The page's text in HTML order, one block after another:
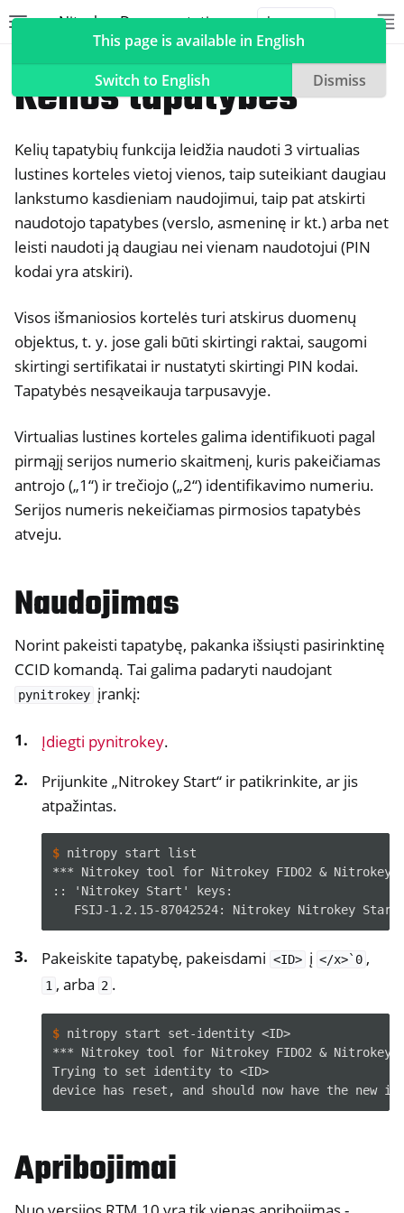
Nitrokey Documentation
navigation of Nitrokeys
navigation of Funkcijos
navigation of Nitrokey 3
navigation of Nitrokey Passkey
navigation of "Nitrokey" FIDO2
navigation of "Nitrokey HSM 2
navigation of "Nitrokey Pro 2
navigation of "Nitrokey Start
navigation of NitroPad, NitroPC
navigation of „NitroPhone“, „NitroTablet
navigation of NetHSM
navigation of NitroWall
navigation of NitroWall NW750
navigation of Programinė įranga
Kelios tapatybės
Kelių tapatybių funkcija leidžia naudoti 3 virtualias
lustines korteles vietoj vienos, taip suteikiant daugiau
lankstumo kasdieniam naudojimui, taip pat atskirti
naudotojo tapatybes (verslo, asmeninę ir kt.) arba net
leisti naudoti ją daugiau nei vienam naudotojui (PIN
kodai yra atskiri).
Visos išmaniosios kortelės turi atskirus duomenų
objektus, t. y. jose gali būti skirtingi raktai, saugomi
skirtingi sertifikatai ir nustatyti skirtingi PIN kodai.
Tapatybės nesąveikauja tarpusavyje.
Virtualias lustines korteles galima identifikuoti pagal
pirmąjį serijos numerio skaitmenį, kuris pakeičiamas
antrojo („1“) ir trečiojo („2“) identifikavimo numeriu.
Serijos numeris nekeičiamas pirmosios tapatybės
atveju.
Naudojimas
Norint pakeisti tapatybę, pakanka išsiųsti pasirinktinę
CCID komandą. Tai galima padaryti naudojant
pynitrokey įrankį:
Įdiegti pynitrokey.
Prijunkite „Nitrokey Start“ ir patikrinkite, ar jis
atpažintas.
$ nitropy start
*** Nitrokey tool for Nitrokey FIDO2 & Nitrokey
:: 'Nitrokey Start' keys:
FSIJ-1.2.15-87042524: Nitrokey Nitrokey Start
Pakeiskite tapatybę, pakeisdami <ID> į </x>`0 ,
1 , arba 2 .
$ nitropy start set-identity
*** Nitrokey tool for Nitrokey FIDO2 & Nitrokey
Trying to set identity to <ID>
device has reset, and should now have the new
Apribojimai
This page is available in English
Switch to English
Dismiss